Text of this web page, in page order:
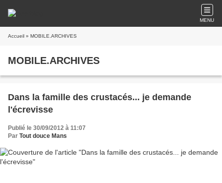
MENU
Accueil » MOBILE.ARCHIVES
MOBILE.ARCHIVES
Dans la famille des crustacés... je demande
l'écrevisse
Publié le 30/09/2012 à 11:07
Par Tout douce Mans